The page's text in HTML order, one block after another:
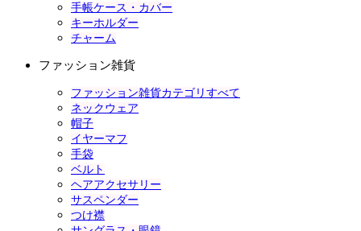
手帳ケース・カバー
キーホルダー
チャーム
ファッション雑貨
ファッション雑貨カテゴリすべて
ネックウェア
帽子
イヤーマフ
手袋
ベルト
ヘアアクセサリー
サスペンダー
つけ襟